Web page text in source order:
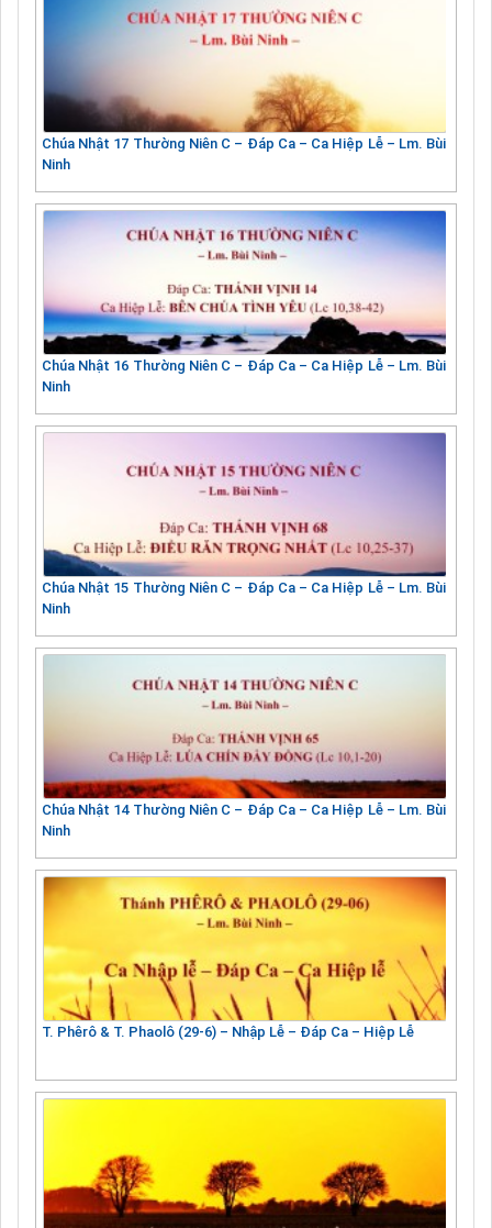
Chúa Nhật 17 Thường Niên C – Đáp Ca – Ca Hiệp Lễ – Lm. Bùi
Ninh
Chúa Nhật 16 Thường Niên C – Đáp Ca – Ca Hiệp Lễ – Lm. Bùi
Ninh
Chúa Nhật 15 Thường Niên C – Đáp Ca – Ca Hiệp Lễ – Lm. Bùi
Ninh
Chúa Nhật 14 Thường Niên C – Đáp Ca – Ca Hiệp Lễ – Lm. Bùi
Ninh
T. Phêrô & T. Phaolô (29-6) – Nhập Lễ – Đáp Ca – Hiệp Lễ